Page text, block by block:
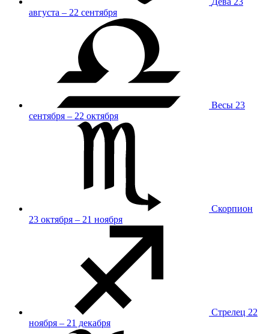
августа – 22 сентября
Весы 23
сентября – 22 октября
Скорпион
23 октября – 21 ноября
Стрелец 22
ноября – 21 декабря